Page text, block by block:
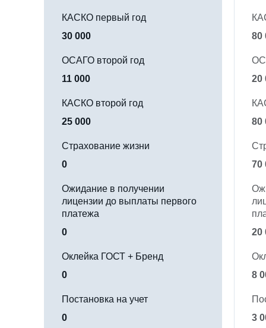
КАСКО первый год
30 000
ОСАГО второй год
11 000
КАСКО второй год
25 000
Страхование жизни
0
Ожидание в получении
лицензии до выплаты первого
платежа
0
Оклейка ГОСТ + Бренд
0
Постановка на учет
0
80
20
80
70
20
8
3